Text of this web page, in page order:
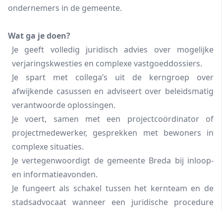
ondernemers in de gemeente.
Wat ga je doen?
Je geeft volledig juridisch advies over mogelijke
verjaringskwesties en complexe vastgoeddossiers.
Je spart met collega’s uit de kerngroep over
afwijkende casussen en adviseert over beleidsmatig
verantwoorde oplossingen.
Je voert, samen met een projectcoördinator of
projectmedewerker, gesprekken met bewoners in
complexe situaties.
Je vertegenwoordigt de gemeente Breda bij inloop-
en informatieavonden.
Je fungeert als schakel tussen het kernteam en de
stadsadvocaat wanneer een juridische procedure